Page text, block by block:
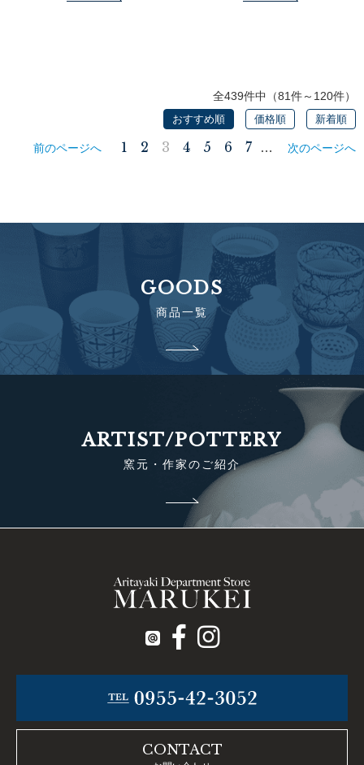
全439件中（81件～120件）
おすすめ順 価格順 新着順
前のページへ 1 2 3 4 5 6 7 … 次のページへ
GOODS
商品一覧
ARTIST/POTTERY
窯元・作家のご紹介
CONTACT